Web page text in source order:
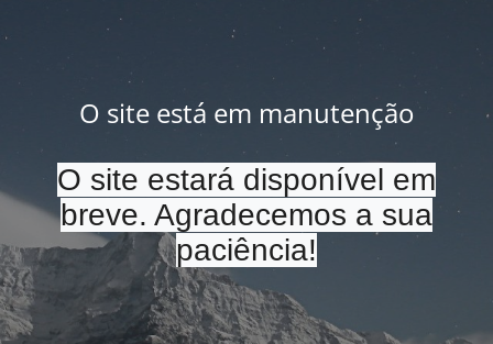
O site está em manutenção
O site estará disponível em
breve. Agradecemos a sua
paciência!